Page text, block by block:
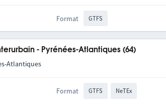
Format GTFS
- Pyrénées-Atlantiques (64)
Atlantiques
Format GTFS NeTEx